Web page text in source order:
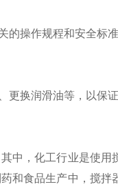
操作规程和安全标准
换润滑油等，以保证
，化工行业是使用
和食品生产中，搅